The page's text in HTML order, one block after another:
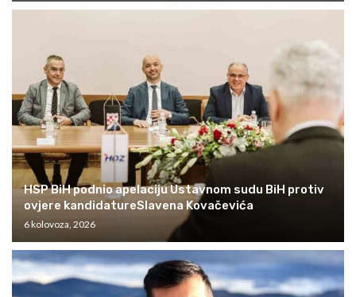
HSP BiH podnio apelaciju Ustavnom sudu BiH protiv
ovjere kandidatureSlavena Kovačevića
6 kolovoza, 2026